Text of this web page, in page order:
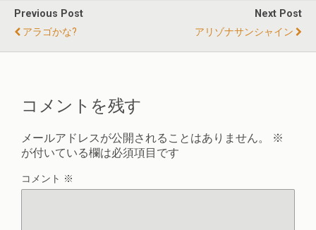
Previous Post
アラゴかな?
Next Post
アリゾナサンシャイン
コメントを残す
メールアドレスが公開されることはありません。
※
が付いている欄は必須項目です
コメント ※